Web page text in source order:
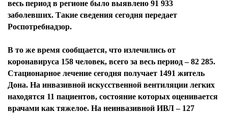
весь период в регионе было выявлено 91 933
заболевших. Такие сведения сегодня передает
Роспотребнадзор.
В то же время сообщается, что излечились от
коронавируса 158 человек, всего за весь период – 82 285.
Стационарное лечение сегодня получает 1491 житель
Дона. На инвазивной искусственной вентиляции легких
находятся 11 пациентов, состояние которых оценивается
врачами как тяжелое. На неинвазивной ИВЛ – 127